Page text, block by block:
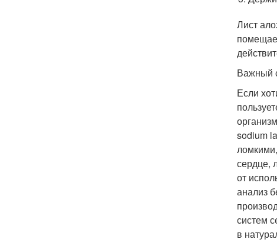
Лист
Важный
Если
sodium
сердце,
от
анализ
систем
в